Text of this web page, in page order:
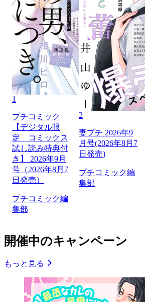
1
プチコミック
【デジタル限
定 コミックス
試し読み特典付
き】 2026年9月
号（2026年8月7
日発売）
プチコミック編
集部
2
妻プチ 2026年9
月号(2026年8月7
日発売)
プチコミック編
集部
開催中のキャンペーン
もっと見る